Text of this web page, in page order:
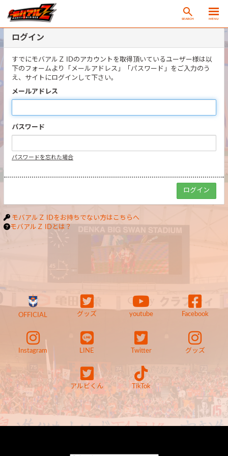
SEARCH MENU
ログイン
すでにモバアルＺ IDのアカウントを取得頂いているユーザー様は以
下のフォームより「メールアドレス」「パスワード」をご入力のう
え、サイトにログインして下さい。
メールアドレス
パスワード
パスワードを忘れた場合
モバアルＺ IDをお持ちでない方はこちらへ
モバアルＺ IDとは？
OFFICIAL グッズ youtube Facebook
Instagram LINE Twitter グッズ
アルビくん TikTok